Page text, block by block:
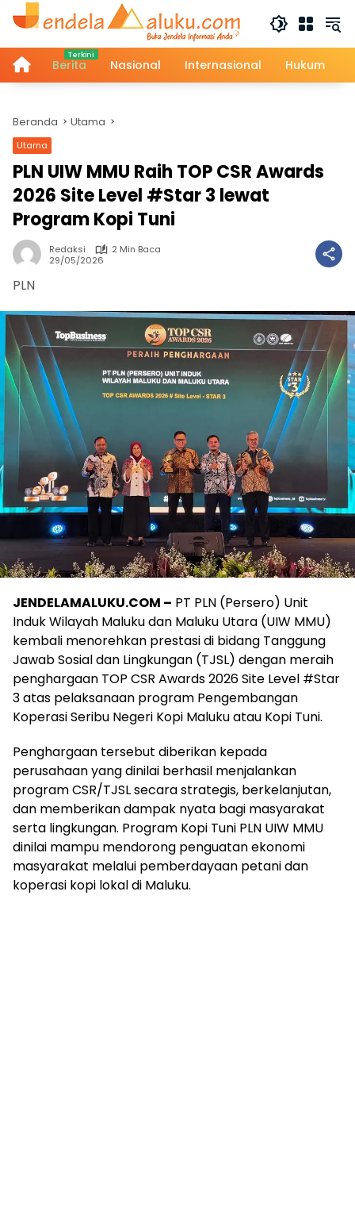
Langsung
HomeBerita Nasional Internasional Hukum
Beranda Utama
Utama
PLN UIW MMU Raih TOP CSR Awards
2026 Site Level #Star 3 lewat
Program Kopi Tuni
Redaksi
2 Min Baca
29/05/2026
PLN
JENDELAMALUKU.COM – PT PLN (Persero) Unit
Induk Wilayah Maluku dan Maluku Utara (UIW MMU)
kembali menorehkan prestasi di bidang Tanggung
Jawab Sosial dan Lingkungan (TJSL) dengan meraih
penghargaan TOP CSR Awards 2026 Site Level #Star
3 atas pelaksanaan program Pengembangan
Koperasi Seribu Negeri Kopi Maluku atau Kopi Tuni.
Penghargaan tersebut diberikan kepada
perusahaan yang dinilai berhasil menjalankan
program CSR/TJSL secara strategis, berkelanjutan,
dan memberikan dampak nyata bagi masyarakat
serta lingkungan. Program Kopi Tuni PLN UIW MMU
dinilai mampu mendorong penguatan ekonomi
masyarakat melalui pemberdayaan petani dan
koperasi kopi lokal di Maluku.